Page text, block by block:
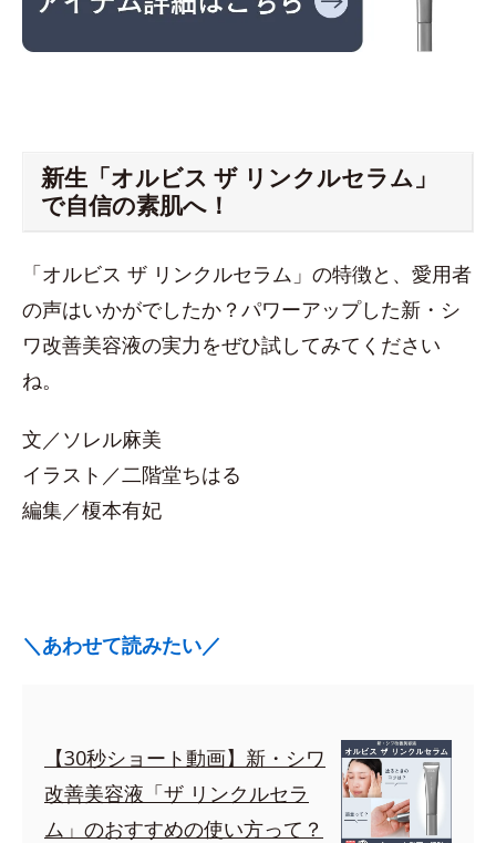
新生「オルビス ザ リンクルセラム」
で自信の素肌へ！
「オルビス ザ リンクルセラム」の特徴と、愛用者
の声はいかがでしたか？パワーアップした新・シ
ワ改善美容液の実力をぜひ試してみてください
ね。
文／ソレル麻美
イラスト／二階堂ちはる
編集／榎本有妃
＼あわせて読みたい／
【30秒ショート動画】新・シワ
改善美容液「ザ リンクルセラ
ム」のおすすめの使い方って？